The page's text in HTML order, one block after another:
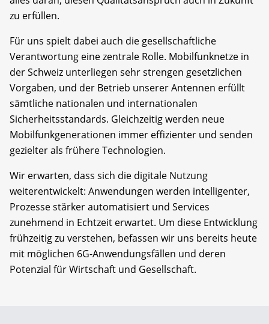
zu erfüllen.
Für uns spielt dabei auch die gesellschaftliche
Verantwortung eine zentrale Rolle. Mobilfunknetze in
der Schweiz unterliegen sehr strengen gesetzlichen
Vorgaben, und der Betrieb unserer Antennen erfüllt
sämtliche nationalen und internationalen
Sicherheitsstandards. Gleichzeitig werden neue
Mobilfunkgenerationen immer effizienter und senden
gezielter als frühere Technologien.
Wir erwarten, dass sich die digitale Nutzung
weiterentwickelt: Anwendungen werden intelligenter,
Prozesse stärker automatisiert und Services
zunehmend in Echtzeit erwartet. Um diese Entwicklung
frühzeitig zu verstehen, befassen wir uns bereits heute
mit möglichen 6G-Anwendungsfällen und deren
Potenzial für Wirtschaft und Gesellschaft.